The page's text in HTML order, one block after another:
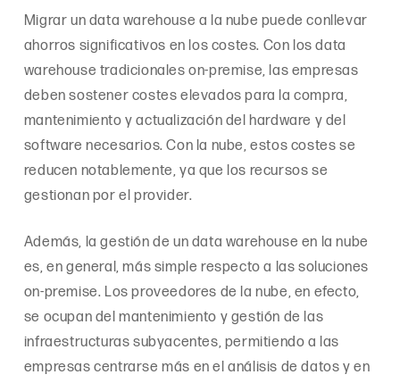
Migrar un data warehouse a la nube puede conllevar
ahorros significativos en los costes. Con los data
warehouse tradicionales on-premise, las empresas
deben sostener costes elevados para la compra,
mantenimiento y actualización del hardware y del
software necesarios. Con la nube, estos costes se
reducen notablemente, ya que los recursos se
gestionan por el provider.
Además, la gestión de un data warehouse en la nube
es, en general, más simple respecto a las soluciones
on-premise. Los proveedores de la nube, en efecto,
se ocupan del mantenimiento y gestión de las
infraestructuras subyacentes, permitiendo a las
empresas centrarse más en el análisis de datos y en